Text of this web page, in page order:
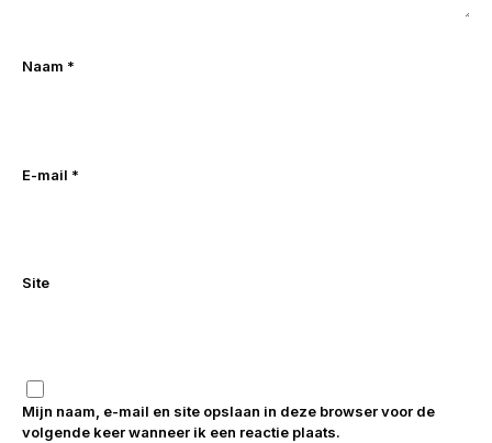
Naam *
E-mail *
Site
Mijn naam, e-mail en site opslaan in deze browser voor de
volgende keer wanneer ik een reactie plaats.